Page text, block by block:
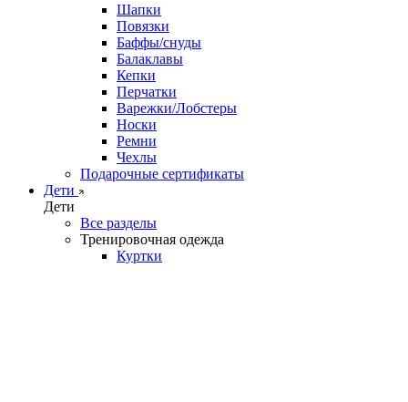
Шапки
Повязки
Баффы/снуды
Балаклавы
Кепки
Перчатки
Варежки/Лобстеры
Носки
Ремни
Чехлы
Подарочные сертификаты
Дети
Дети
Все разделы
Тренировочная одежда
Куртки